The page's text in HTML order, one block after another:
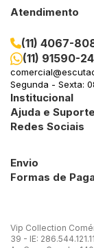
Atendimento
(11) 4067-
(11) 91590-
Segunda - Sexta:
Institucional
Ajuda e Suporte
Redes Sociais
Envio
Formas de
Vip Collection
39 - IE: